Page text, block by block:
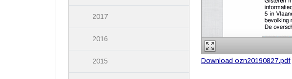
Download ozn20190827.pdf
2017
2016
2015